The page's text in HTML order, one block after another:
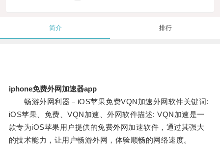
简介 排行
iphone免费外网加速器app
畅游外网利器－iOS苹果免费VQN加速外网软件关键词:
iOS苹果、免费、VQN加速、外网软件描述: VQN加速是一
款专为iOS苹果用户提供的免费外网加速软件，通过其强大
的技术能力，让用户畅游外网，体验顺畅的网络速度。